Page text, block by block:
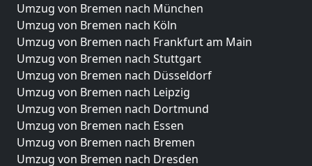
Umzug von Bremen nach München
Umzug von Bremen nach Köln
Umzug von Bremen nach Frankfurt am Main
Umzug von Bremen nach Stuttgart
Umzug von Bremen nach Düsseldorf
Umzug von Bremen nach Leipzig
Umzug von Bremen nach Dortmund
Umzug von Bremen nach Essen
Umzug von Bremen nach Bremen
Umzug von Bremen nach Dresden